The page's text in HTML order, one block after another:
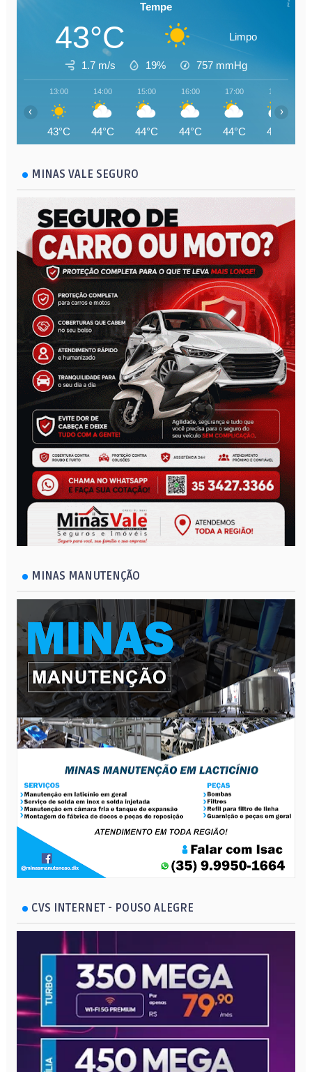
Tempe
43°C Limpo
1.7 m/s 19% 757 mmHg
13:00
43°C
14:00
44°C
15:00
44°C
16:00
44°C
17:00
44°C
18:00
43°C
‹ ›
MINAS VALE SEGURO
MINAS MANUTENÇÃO
CVS INTERNET - POUSO ALEGRE